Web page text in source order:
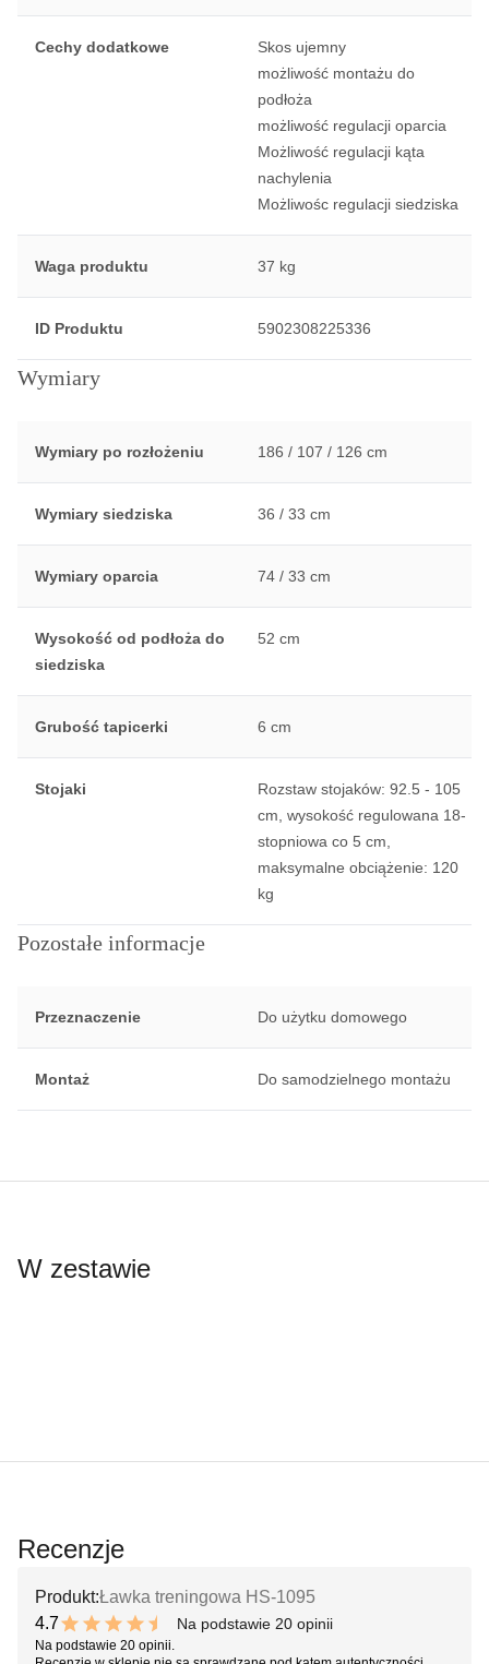
Cechy dodatkowe
Skos ujemny
możliwość montażu do
podłoża
możliwość regulacji oparcia
Możliwość regulacji kąta
nachylenia
Możliwośc regulacji siedziska
Waga produktu 37 kg
ID Produktu 5902308225336
Wymiary
Wymiary po rozłożeniu 186 / 107 / 126 cm
Wymiary siedziska 36 / 33 cm
Wymiary oparcia 74 / 33 cm
Wysokość od podłoża do
siedziska
52 cm
Grubość tapicerki 6 cm
Stojaki
Rozstaw stojaków: 92.5 - 105
cm, wysokość regulowana 18-
stopniowa co 5 cm,
maksymalne obciążenie: 120
kg
Pozostałe informacje
Przeznaczenie Do użytku domowego
Montaż Do samodzielnego montażu
W zestawie
Recenzje
Produkt:Ławka treningowa HS-1095
4.7
9.4 out of 10 stars
Na podstawie 20 opinii
Na podstawie 20 opinii.